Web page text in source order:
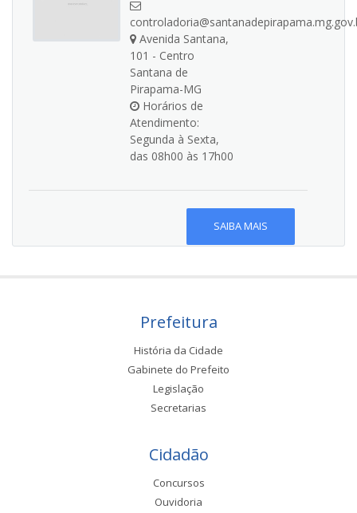
Avenida Santana,
101 - Centro
Santana de
Pirapama-MG
Horários de
Atendimento:
Segunda à Sexta,
das 08h00 às 17h00
SAIBA MAIS
Prefeitura
História da Cidade
Gabinete do Prefeito
Legislação
Secretarias
Cidadão
Concursos
Ouvidoria